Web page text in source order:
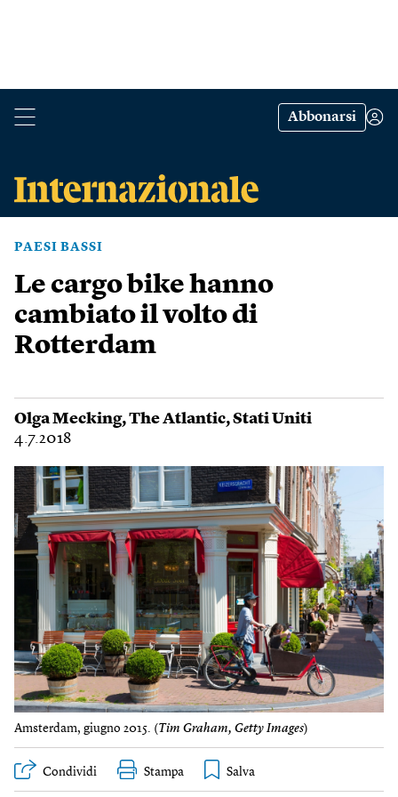
Abbonarsi
PAESI BASSI
Le cargo bike hanno
cambiato il volto di
Rotterdam
Olga Mecking,The Atlantic,Stati Uniti
4.7.2018
Amsterdam, giugno 2015. (Tim Graham, Getty Images)
Condividi Stampa